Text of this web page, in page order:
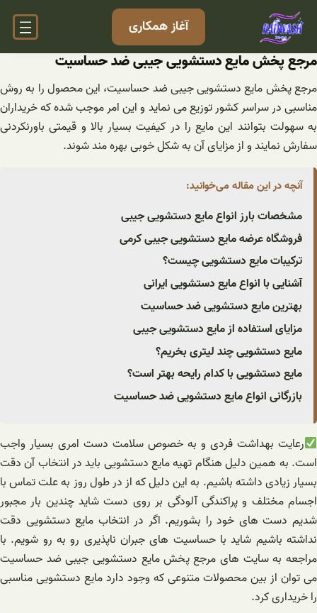
رفتن
آغاز همکاری
مرجع پخش مایع دستشویی جیبی ضد حساسیت
مرجع پخش مایع دستشویی جیبی ضد حساسیت، این محصول را به روش
مناسبی در سراسر کشور توزیع می نماید و این امر موجب شده که خریداران
به سهولت بتوانند این مایع را در کیفیت بسیار بالا و قیمتی باورنکردنی
سفارش نمایند و از مزایای آن به شکل خوبی بهره مند شوند.
آنچه در این مقاله می‌خوانید:
مشخصات بارز انواع مایع دستشویی جیبی
فروشگاه عرضه مایع دستشویی جیبی کرمی
ترکیبات مایع دستشویی چیست؟
آشنایی با انواع مایع دستشویی ایرانی
بهترین مایع دستشویی ضد حساسیت
مزایای استفاده از مایع دستشویی جیبی
مایع دستشویی چند لیتری بخریم؟
مایع دستشویی با کدام رایحه بهتر است؟
بازرگانی انواع مایع دستشویی ضد حساسیت
رعایت بهداشت فردی و به خصوص سلامت دست امری بسیار واجب
است. به همین دلیل هنگام تهیه مایع دستشویی باید در انتخاب آن دقت
بسیار زیادی داشته باشیم. به این دلیل که از در طول روز به علت تماس با
اجسام مختلف و پراکندگی آلودگی بر روی دست شاید چندین بار مجبور
شدیم دست های خود را بشوریم. اگر در انتخاب مایع دستشویی دقت
نداشته باشیم شاید با حساسیت های جبران ناپذیری رو به رو شویم. با
مراجعه به سایت های مرجع پخش مایع دستشویی جیبی ضد حساسیت
می توان از بین محصولات متنوعی که وجود دارد مایع دستشویی مناسبی
را خریداری کرد.